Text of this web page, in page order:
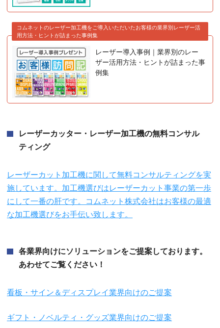
コムネットのレーザー加工機をご導入いただいたお客様の業界別レーザー活
用方法・ヒントが詰まった事例集
レーザー導入事例｜業界別のレー
ザー活用方法・ヒントが詰まった事
例集
レーザーカッター・レーザー加工機の無料コンサル
ティング
レーザーカット加工機に関して無料コンサルティングを実
施しています。加工機選びはレーザーカット事業の第一歩
にして一番の肝です。コムネット株式会社はお客様の最適
な加工機選びをお手伝い致します。
各業界向けにソリューションをご提案しております。
あわせてご覧ください！
看板・サイン＆ディスプレイ業界向けのご提案
ギフト・ノベルティ・グッズ業界向けのご提案